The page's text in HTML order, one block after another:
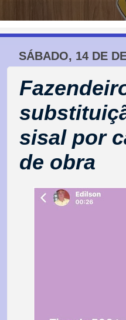
SÁBADO, 14 DE
sisal por
de obra